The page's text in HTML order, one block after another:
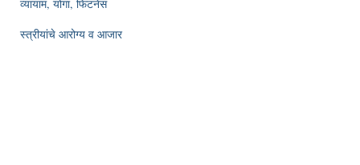
व्यायाम, योगा, फिटनेस
स्त्रीयांचे आरोग्य व आजार